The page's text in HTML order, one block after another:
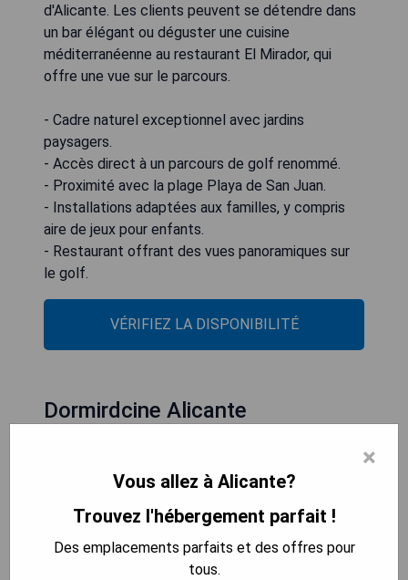
d'Alicante. Les clients peuvent se détendre dans
un bar élégant ou déguster une cuisine
méditerranéenne au restaurant El Mirador, qui
offre une vue sur le parcours.
- Cadre naturel exceptionnel avec jardins
paysagers.
- Accès direct à un parcours de golf renommé.
- Proximité avec la plage Playa de San Juan.
- Installations adaptées aux familles, y compris
aire de jeux pour enfants.
- Restaurant offrant des vues panoramiques sur
le golf.
VÉRIFIEZ LA DISPONIBILITÉ
Dormirdcine Alicante
×
Vous allez à Alicante?
Trouvez l'hébergement parfait !
Des emplacements parfaits et des offres pour
tous.